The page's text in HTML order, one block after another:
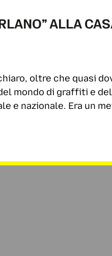
ALLA
oltre che quasi
mondo di graffiti e
e nazionale. Era un